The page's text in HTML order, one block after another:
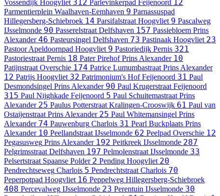
Vossendijk Hoogvliet 312 Parlevinkerpad Feijenoord 12
Parmentierplein Waalhaven-Eemhaven 9 Parnassuspad
Hillegersberg-Schiebroek 14 Parsifalstraat Hoogvliet 9 Pascalweg
IJsselmonde 90 Passerelstraat Delfshaven 157 Passiebloem Prins
Alexander 46 Pasteursingel Delfshaven 73 Pastinaak Hoogvliet 23
Pastoor Apeldoornpad Hoogvliet 9 Pastoriedijk Pernis 321
Pastoriestraat Pernis 18 Pater Pirehof Prins Alexander 10
Patijnstraat Overschie 174 Patrice Lumumbastraat Prins Alexander
12 Patrijs Hoogvliet 32 Patrimonium's Hof Feijenoord 31 Paul
Desmondsingel Prins Alexander 90 Paul Krugerstraat Feijenoord
315 Paul Nijghkade Feijenoord 5 Paul Schuitemastraat Prins
Alexander 25 Paulus Potterstraat Kralingen-Crooswijk 61 Paul van
Ostaijenstraat Prins Alexander 25 Paul Whitemansingel Prins
Alexander 74 Pauwenburg Charlois 31 Pearl Buckplaats Prins
Alexander 10 Peellandstraat IJsselmonde 62 Peelpad Overschie 12
Pegasusweg Prins Alexander 192 Peitkreek IJsselmonde 287
Pelgrimsstraat Delfshaven 197 Pelmolenstraat IJsselmonde 33
Pelsertstraat Spaanse Polder 2 Pending Hoogvliet 20
Pendrechtseweg Charlois 5 Pendrechtstraat Charlois 70
Peperpotpad Hoogvliet 16 Peppelweg Hillegersberg-Schiebroek
408 Percevalweg IJsselmonde 23 Perentuin IJsselmonde 30